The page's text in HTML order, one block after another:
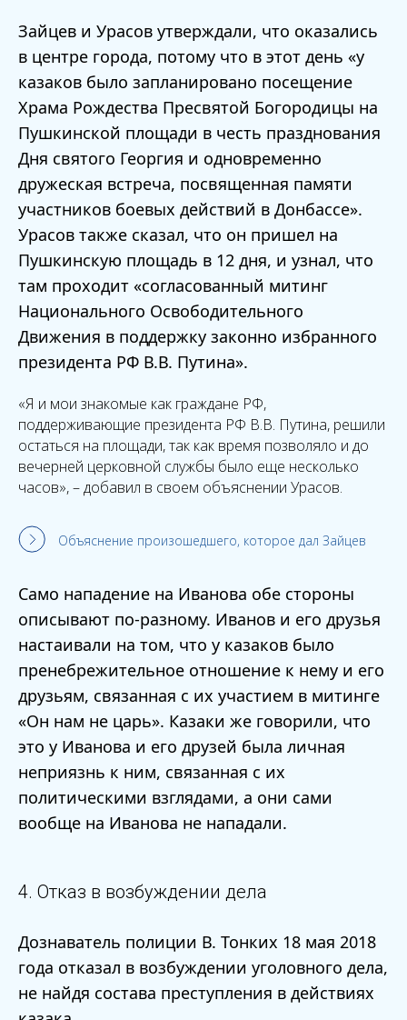
Зайцев и Урасов утверждали, что оказались
в центре города, потому что в этот день «у
казаков было запланировано посещение
Храма Рождества Пресвятой Богородицы на
Пушкинской площади в честь празднования
Дня святого Георгия и одновременно
дружеская встреча, посвященная памяти
участников боевых действий в Донбассе».
Урасов также сказал, что он пришел на
Пушкинскую площадь в 12 дня, и узнал, что
там проходит «согласованный митинг
Национального Освободительного
Движения в поддержку законно избранного
президента РФ В.В. Путина».
«Я и мои знакомые как граждане РФ,
поддерживающие президента РФ В.В. Путина, решили
остаться на площади, так как время позволяло и до
вечерней церковной службы было еще несколько
часов», – добавил в своем объяснении Урасов.
Объяснение произошедшего, которое дал Зайцев
Само нападение на Иванова обе стороны
описывают по-разному. Иванов и его друзья
настаивали на том, что у казаков было
пренебрежительное отношение к нему и его
друзьям, связанная с их участием в митинге
«Он нам не царь». Казаки же говорили, что
это у Иванова и его друзей была личная
неприязнь к ним, связанная с их
политическими взглядами, а они сами
вообще на Иванова не нападали.
4. Отказ в возбуждении дела
Дознаватель полиции В. Тонких 18 мая 2018
года отказал в возбуждении уголовного дела,
не найдя состава преступления в действиях